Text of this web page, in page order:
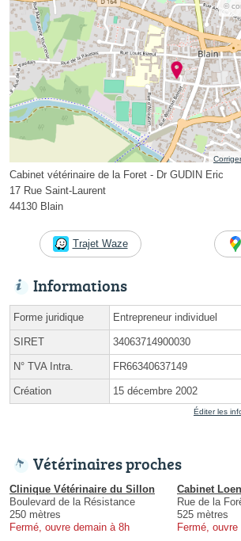
©
Cabinet vétérinaire de la Foret - Dr GUDIN Eric
17 Rue Saint-Laurent
44130 Blain
Trajet Waze
Informations
Forme juridique Entrepreneur individuel
SIRET 34063714900030
N° TVA Intra. FR66340637149
Création 15 décembre 2002
Éditer les
Vétérinaires proches
Clinique Vétérinaire du Sillon
Boulevard de la Résistance
250 mètres
Fermé, ouvre demain à 8h
Cabinet
Rue de la
525 mètres
Fermé,